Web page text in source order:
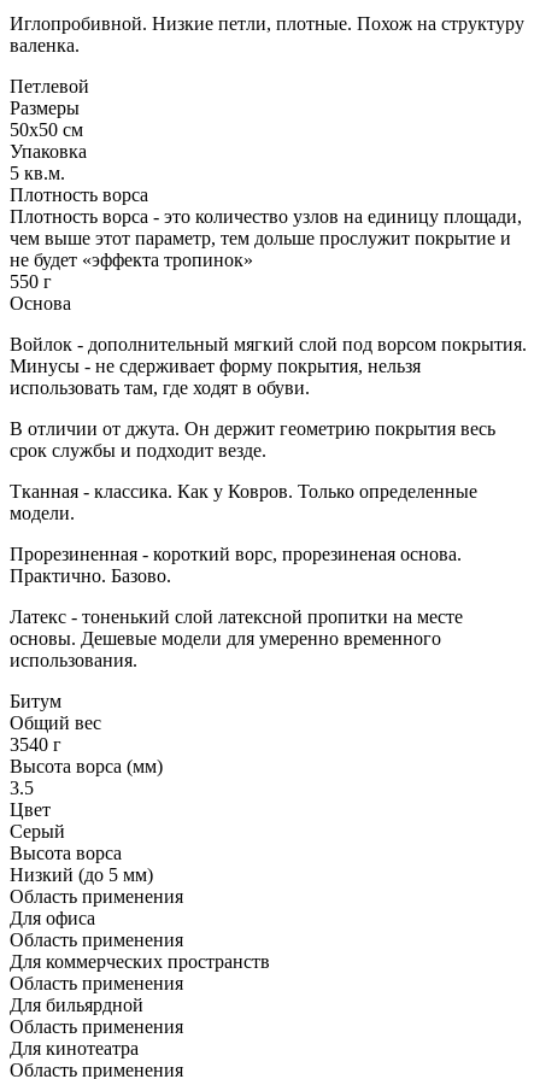
Иглопробивной. Низкие петли, плотные. Похож на структуру
валенка.
Петлевой
Размеры
50х50 см
Упаковка
5 кв.м.
Плотность ворса
Плотность ворса - это количество узлов на единицу площади,
чем выше этот параметр, тем дольше прослужит покрытие и
не будет «эффекта тропинок»
550 г
Основа
Войлок - дополнительный мягкий слой под ворсом покрытия.
Минусы - не сдерживает форму покрытия, нельзя
использовать там, где ходят в обуви.
В отличии от джута. Он держит геометрию покрытия весь
срок службы и подходит везде.
Тканная - классика. Как у Ковров. Только определенные
модели.
Прорезиненная - короткий ворс, прорезиненая основа.
Практично. Базово.
Латекс - тоненький слой латексной пропитки на месте
основы. Дешевые модели для умеренно временного
использования.
Битум
Общий вес
3540 г
Высота ворса (мм)
3.5
Цвет
Серый
Высота ворса
Низкий (до 5 мм)
Область применения
Для офиса
Область применения
Для коммерческих пространств
Область применения
Для бильярдной
Область применения
Для кинотеатра
Область применения